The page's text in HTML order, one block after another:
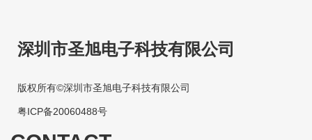
深圳市圣旭电子科技有限公司
版权所有©深圳市圣旭电子科技有限公司
粤ICP备20060488号